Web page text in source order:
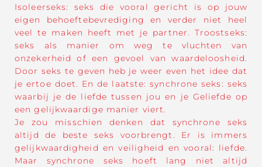
Isoleerseks: seks die vooral gericht is op jouw
eigen behoeftebevrediging en verder niet heel
veel te maken heeft met je partner. Troostseks:
seks als manier om weg te vluchten van
onzekerheid of een gevoel van waardeloosheid.
Door seks te geven heb je weer even het idee dat
je ertoe doet. En de laatste: synchrone seks: seks
waarbij je de liefde tussen jou en je Geliefde op
een gelijkwaardige manier viert.
Je zou misschien denken dat synchrone seks
altijd de beste seks voorbrengt. Er is immers
gelijkwaardigheid en veiligheid en vooral: liefde.
Maar synchrone seks hoeft lang niet altijd